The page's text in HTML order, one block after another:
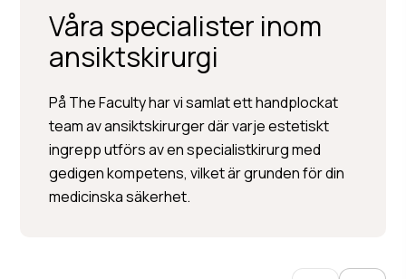
Våra specialister inom
ansiktskirurgi
På The Faculty har vi samlat ett handplockat
team av ansiktskirurger där varje estetiskt
ingrepp utförs av en specialistkirurg med
gedigen kompetens, vilket är grunden för din
medicinska säkerhet.
Per Hedén
Plastikkirurgi »
Injektionsbehandlingar »
Hudbehandlingar